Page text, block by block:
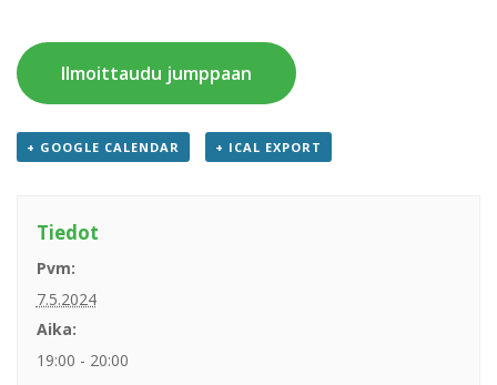
Ilmoittaudu jumppaan
+ GOOGLE CALENDAR + ICAL EXPORT
Tiedot
Pvm:
7.5.2024
Aika:
19:00 - 20:00